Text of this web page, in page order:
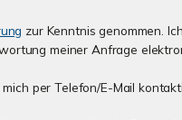
zur Kenntnis genommen.
meiner Anfrage
per Telefon/E-Mail